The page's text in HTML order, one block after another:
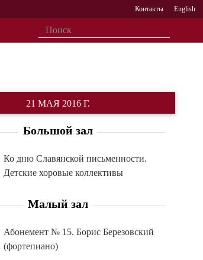
Контакты English
21 МАЯ 2016 Г.
Большой зал
Ко дню Славянской письменности.
Детские хоровые коллективы
Малый зал
Абонемент № 15. Борис Березовский
(фортепиано)